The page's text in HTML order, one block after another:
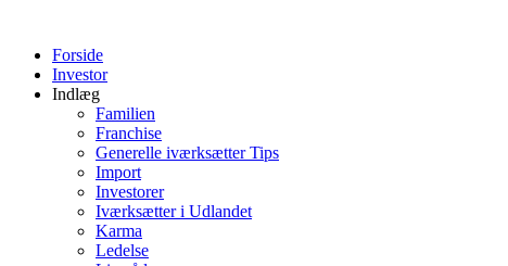
indholdForside
Investor
Indlæg
Familien
Franchise
Generelle iværksætter Tips
Import
Investorer
Iværksætter i Udlandet
Karma
Ledelse